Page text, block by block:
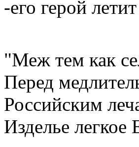
-его герой
"Меж тем как
Перед
Российским
Изделье